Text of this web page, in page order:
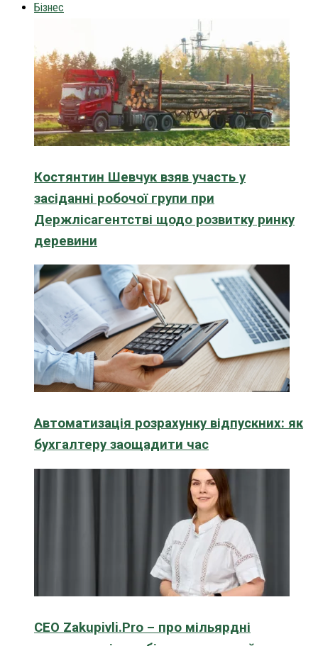
Бізнес
Костянтин Шевчук взяв участь у
засіданні робочої групи при
Держлісагентстві щодо розвитку ринку
деревини
Автоматизація розрахунку відпускних: як
бухгалтеру заощадити час
CEO Zakupivli.Pro – про мільярдні